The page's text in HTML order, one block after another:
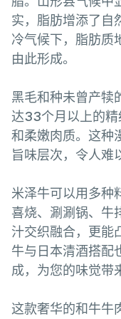
实，脂肪增添了自
冷气候下，脂肪质
由此形成。
黑毛和种未曾产犊
达33个月以上的精
和柔嫩肉质。这种
旨味层次，令人难
米泽牛可以用多种
喜烧、涮涮锅、牛
汁交织融合，更能
牛与日本清酒搭配
成，为您的味觉带
这款奢华的和牛牛